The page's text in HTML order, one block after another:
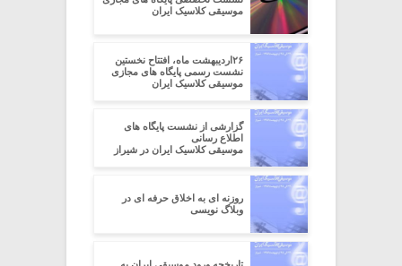
موسیقی کلاسیک ایران
۲۶اردیبهشت ماه، افتتاح نخستین
نشست رسمی پایگاه های مجازی
موسیقی کلاسیک ایران
گزارشی از نشست پایگاه های
اطلاع رسانی
موسیقی کلاسیک ایران در شیراز
روزنه ای به اخلاق حرفه ای در
وبلاگ نویسی